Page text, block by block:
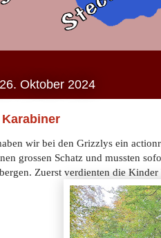
Oktober 2024
wir bei den Grizzlys ein
grossen Schatz und mussten
Zuerst verdienten die